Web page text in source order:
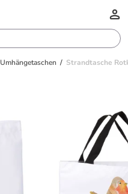
Umhängetaschen Strandtasche